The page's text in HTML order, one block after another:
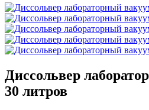
Диссольвер
30 литров